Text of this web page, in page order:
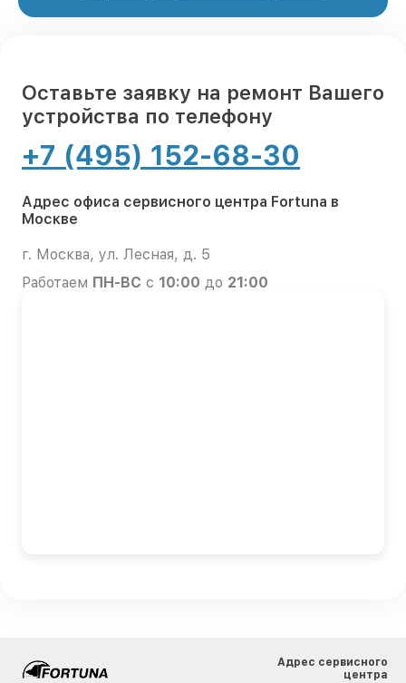
Оставьте заявку на ремонт Вашего
устройства по телефону
+7 (495) 152-68-30
Адрес офиса сервисного центра Fortuna в
Москве
г. Москва, ул. Лесная, д. 5
Работаем ПН-ВС с 10:00 до 21:00
Адрес сервисного
центра